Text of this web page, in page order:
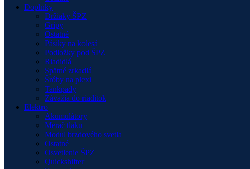
Doplnky
Držiaky ŠPZ
Gripy
Ostatné
Pásiky na kolesá
Podložky pod ŠPZ
Riadidlá
Spätné zrkadlá
Šróby na plexi
Tankpady
Závažia do riaditok
Elektro
Akumulátory
Merač tlaku
Modul brzdového svetla
Ostatné
Osvetlenie ŠPZ
Quickshifter